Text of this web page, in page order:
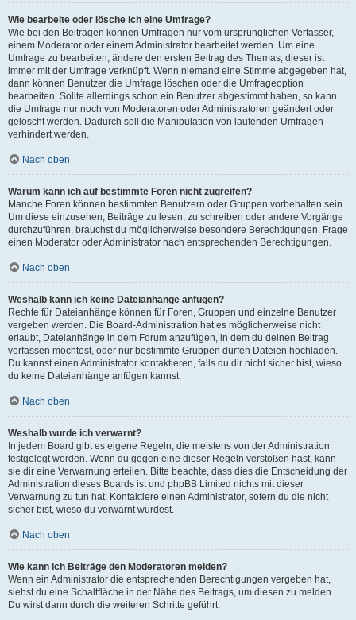
Wie bearbeite oder lösche ich eine Umfrage?
Wie bei den Beiträgen können Umfragen nur vom ursprünglichen Verfasser,
einem Moderator oder einem Administrator bearbeitet werden. Um eine
Umfrage zu bearbeiten, ändere den ersten Beitrag des Themas; dieser ist
immer mit der Umfrage verknüpft. Wenn niemand eine Stimme abgegeben hat,
dann können Benutzer die Umfrage löschen oder die Umfrageoption
bearbeiten. Sollte allerdings schon ein Benutzer abgestimmt haben, so kann
die Umfrage nur noch von Moderatoren oder Administratoren geändert oder
gelöscht werden. Dadurch soll die Manipulation von laufenden Umfragen
verhindert werden.
Nach oben
Warum kann ich auf bestimmte Foren nicht zugreifen?
Manche Foren können bestimmten Benutzern oder Gruppen vorbehalten sein.
Um diese einzusehen, Beiträge zu lesen, zu schreiben oder andere Vorgänge
durchzuführen, brauchst du möglicherweise besondere Berechtigungen. Frage
einen Moderator oder Administrator nach entsprechenden Berechtigungen.
Nach oben
Weshalb kann ich keine Dateianhänge anfügen?
Rechte für Dateianhänge können für Foren, Gruppen und einzelne Benutzer
vergeben werden. Die Board-Administration hat es möglicherweise nicht
erlaubt, Dateianhänge in dem Forum anzufügen, in dem du deinen Beitrag
verfassen möchtest, oder nur bestimmte Gruppen dürfen Dateien hochladen.
Du kannst einen Administrator kontaktieren, falls du dir nicht sicher bist, wieso
du keine Dateianhänge anfügen kannst.
Nach oben
Weshalb wurde ich verwarnt?
In jedem Board gibt es eigene Regeln, die meistens von der Administration
festgelegt werden. Wenn du gegen eine dieser Regeln verstoßen hast, kann
sie dir eine Verwarnung erteilen. Bitte beachte, dass dies die Entscheidung der
Administration dieses Boards ist und phpBB Limited nichts mit dieser
Verwarnung zu tun hat. Kontaktiere einen Administrator, sofern du die nicht
sicher bist, wieso du verwarnt wurdest.
Nach oben
Wie kann ich Beiträge den Moderatoren melden?
Wenn ein Administrator die entsprechenden Berechtigungen vergeben hat,
siehst du eine Schaltfläche in der Nähe des Beitrags, um diesen zu melden.
Du wirst dann durch die weiteren Schritte geführt.